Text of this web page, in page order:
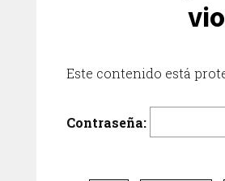
Este contenido está
Contraseña: